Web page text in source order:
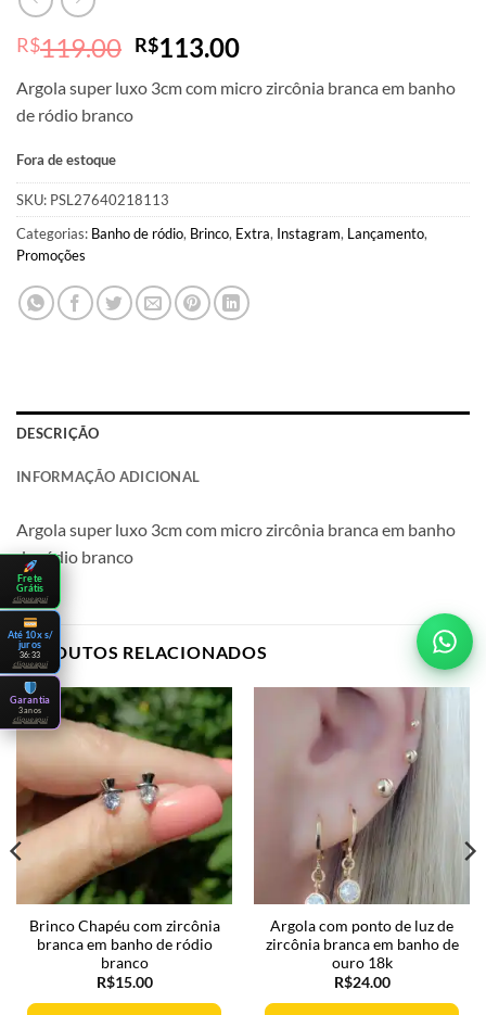
R$119.00 O
original
R$113.00O
atual
Argola super luxo 3cm com micro zircônia branca em banho
de ródio branco
Fora de estoque
SKU: PSL27640218113
Categorias: Banho de ródio, Brinco, Extra, Instagram, Lançamento,
Promoções
DESCRIÇÃO
INFORMAÇÃO ADICIONAL
Argola super luxo 3cm com micro zircônia branca em banho
de ródio branco
PRODUTOS RELACIONADOS
Brinco Chapéu com zircônia
branca em banho de ródio
branco
R$15.00
Argola com ponto de luz de
zircônia branca em banho de
ouro 18k
R$24.00
Frete
Grátis
clique aqui
Até 10x s/
juros
36:32
clique aqui
Garantia
3 anos
clique aqui